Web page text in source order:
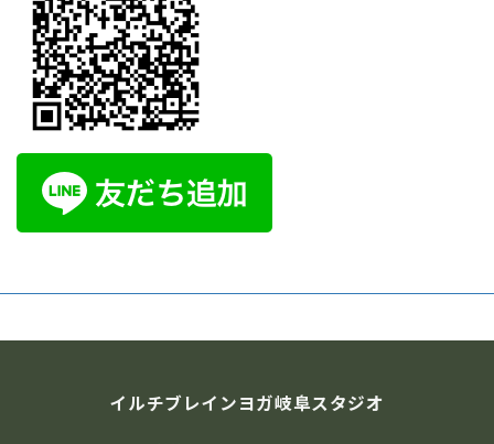
イルチブレインヨガ岐阜スタジオ
YouTube1万人突破記念 入会金０円キャンペーン中！
ただいま感謝をこめてYouTube1万人突破記念 入会金０円キャンペ
ーンを行って ...
続きを読む
2026年7月5日